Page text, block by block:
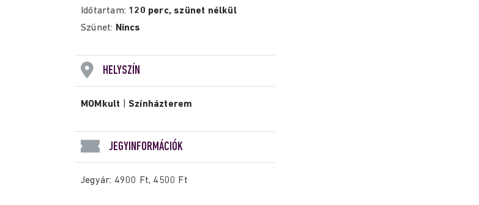
Időtartam: 120 perc, szünet nélkül
Szünet: Nincs
HELYSZÍN
MOMkult |Színházterem
JEGYINFORMÁCIÓK
Jegyár: 4900 Ft, 4500 Ft